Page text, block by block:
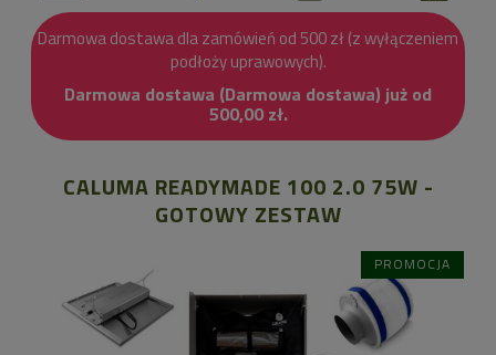
Darmowa dostawa dla zamówień od 500 zł (z wyłączeniem
podłoży uprawowych).
Darmowa dostawa (Darmowa dostawa) już od
500,00 zł.
CALUMA READYMADE 100 2.0 75W -
GOTOWY ZESTAW
PROMOCJA